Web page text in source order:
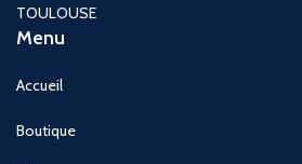
TOULOUSE
Menu
Accueil
Boutique